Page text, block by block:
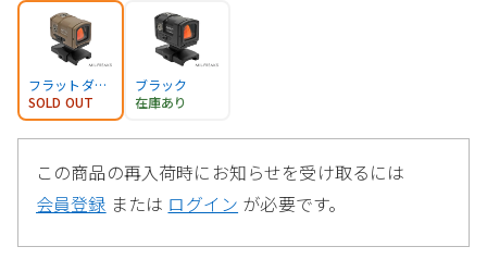
フラットダークアース
SOLD OUT
ブラック
在庫あり
この商品の再入荷時にお知らせを受け取るには
会員登録 または ログイン が必要です。